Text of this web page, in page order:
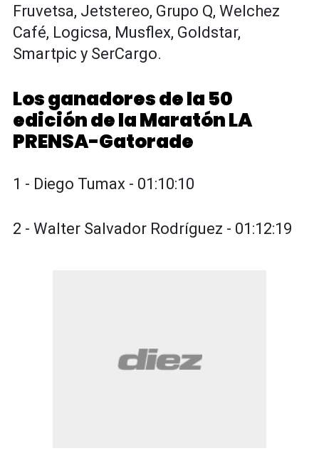
Fruvetsa, Jetstereo, Grupo Q, Welchez
Café, Logicsa, Musflex, Goldstar,
Smartpic y SerCargo.
Los ganadores de la 50
edición de la Maratón LA
PRENSA-Gatorade
1 - Diego Tumax - 01:10:10
2 - Walter Salvador Rodríguez - 01:12:19